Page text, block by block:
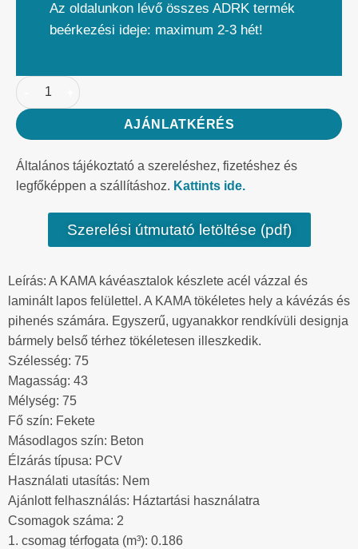
Az oldalunkon lévő összes ADRK termék
beérkezési ideje: maximum 2-3 hét!
AJÁNLATKÉRÉS
Általános tájékoztató a szereléshez, fizetéshez és
legfőképpen a szállításhoz. Kattints ide.
Szerelési útmutató letöltése (pdf)
Leírás: A KAMA kávéasztalok készlete acél vázzal és
laminált lapos felülettel. A KAMA tökéletes hely a kávézás és
pihenés számára. Egyszerű, ugyanakkor rendkívüli designja
bármely belső térhez tökéletesen illeszkedik.
Szélesség: 75
Magasság: 43
Mélység: 75
Fő szín: Fekete
Másodlagos szín: Beton
Élzárás típusa: PCV
Használati utasítás: Nem
Ajánlott felhasználás: Háztartási használatra
Csomagok száma: 2
1. csomag térfogata (m³): 0.186